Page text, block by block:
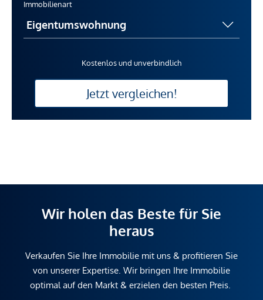
Immobilienart
Kostenlos und unverbindlich
Jetzt vergleichen!
Wir holen das Beste für Sie
heraus
Verkaufen Sie Ihre Immobilie mit uns & profitieren Sie
von unserer Expertise. Wir bringen Ihre Immobilie
optimal auf den Markt & erzielen den besten Preis.